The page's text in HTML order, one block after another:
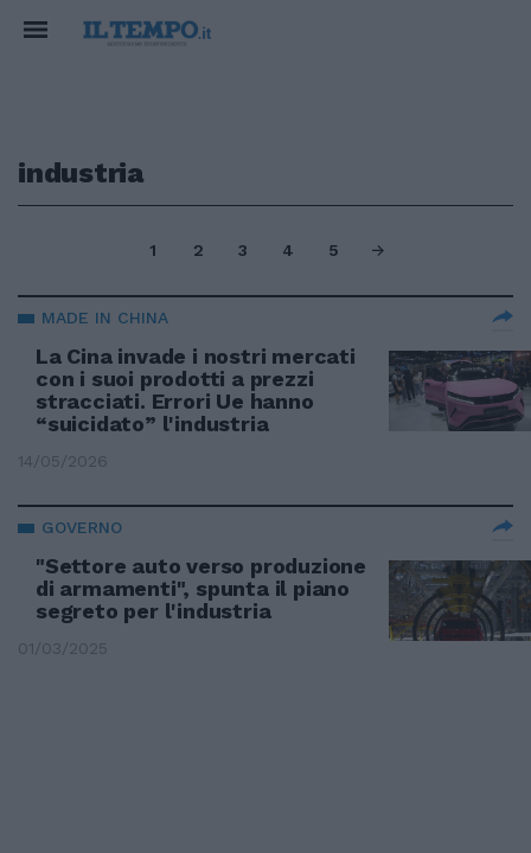
industria
1 2 3 4 5
MADE IN CHINA
La Cina invade i nostri mercati
con i suoi prodotti a prezzi
stracciati. Errori Ue hanno
“suicidato” l'industria
14/05/2026
GOVERNO
"Settore auto verso produzione
di armamenti", spunta il piano
segreto per l'industria
01/03/2025